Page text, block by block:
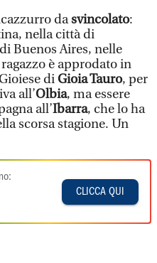
dasvincolato:
nella città di
Buenos Aires, nelle
è approdato in
diGioia Tauro, per
all’Olbia, ma essere
all’Ibarra, che lo ha
scorsa stagione. Un
CLICCA QUI